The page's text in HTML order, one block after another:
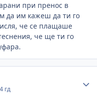
при пренос в
да им кажеш да ти го
че се плащаше
че ще ти го
гд